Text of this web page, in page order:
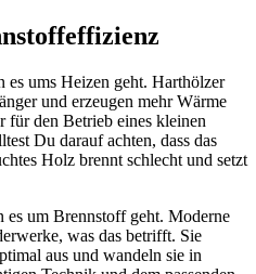
ums Heizen geht. Harthölzer
und erzeugen mehr Wärme
für den Betrieb eines kleinen
Du darauf achten, dass das
Holz brennt schlecht und setzt
um Brennstoff geht. Moderne
was das betrifft. Sie
aus und wandeln sie in